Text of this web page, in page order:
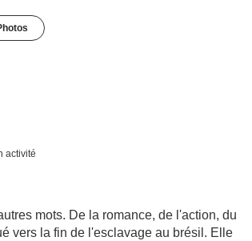
activité
mots. De la romance, de l'action, du
vers la fin de l'esclavage au brésil. Elle